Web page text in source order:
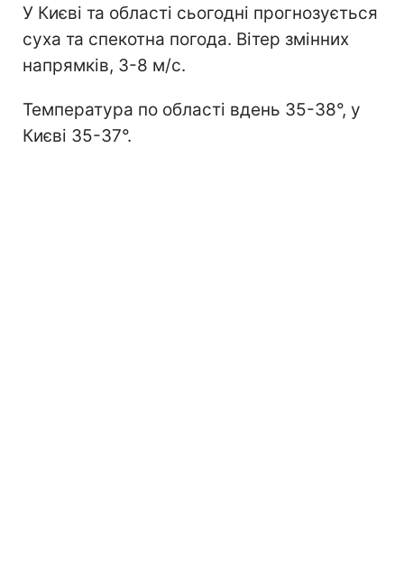
У Києві та області сьогодні прогнозується
суха та спекотна погода. Вітер змінних
напрямків, 3-8 м/с.
Температура по області вдень 35-38°, у
Києві 35-37°.